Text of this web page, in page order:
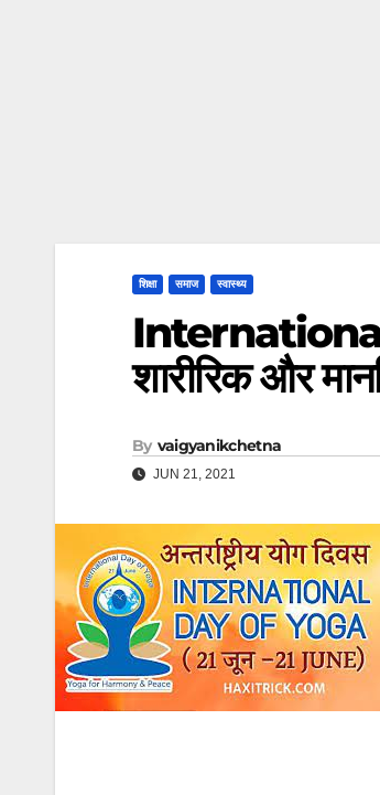
शिक्षा समाज स्वास्थ्य
International
शारीरिक और
By vaigyanikchetna
JUN 21, 2021